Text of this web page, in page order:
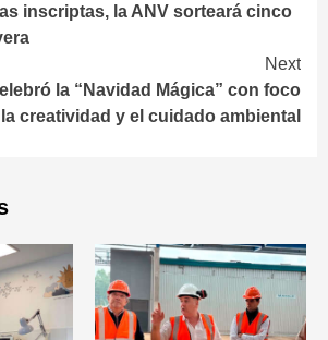
inscriptas, la ANV sorteará cinco
Next
la “Navidad Mágica” con foco
creatividad y el cuidado ambiental